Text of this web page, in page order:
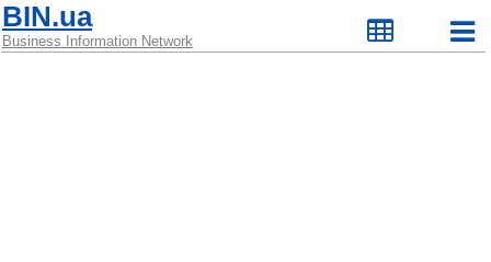
BIN.ua
Business Information Network